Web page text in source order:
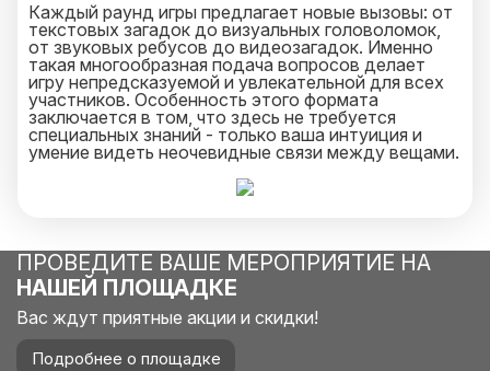
Каждый раунд игры предлагает новые вызовы: от
текстовых загадок до визуальных головоломок,
от звуковых ребусов до видеозагадок. Именно
такая многообразная подача вопросов делает
игру непредсказуемой и увлекательной для всех
участников. Особенность этого формата
заключается в том, что здесь не требуется
специальных знаний - только ваша интуиция и
умение видеть неочевидные связи между вещами.
Заказывая игру «Интуиция», вы получаете не
просто развлекательную программу, а мощный
участниками, стимулирует креативное мышление
и развитие навыков TEAM-BUILDING. Игра
идеально подходит как для корпоративных
мероприятий, так и для празднования особенных
дат или просто для веселого вечера с друзьями.
Специально адаптированный под корпоративный
формат, этот игровой продукт гарантирует яркие
ПРОВЕДИТЕ ВАШЕ МЕРОПРИЯТИЕ НА
НАШЕЙ ПЛОЩАДКЕ
Вас ждут приятные акции и скидки!
Подробнее о площадке